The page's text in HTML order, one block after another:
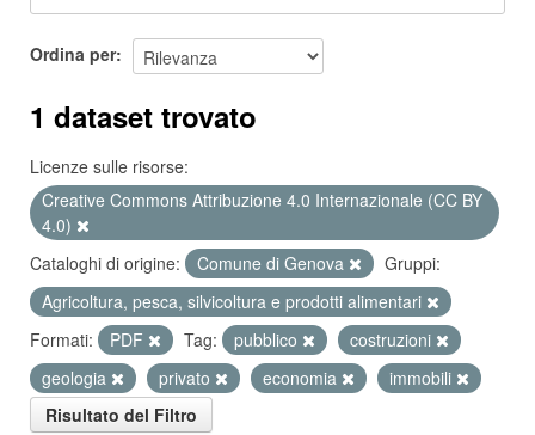
Ordina per
1 dataset trovato
Licenze sulle risorse:
Creative Commons Attribuzione 4.0 Internazionale (CC BY
4.0)
Cataloghi di origine:
Comune di Genova
Gruppi:
Agricoltura, pesca, silvicoltura e prodotti alimentari
Formati:
PDF Tag: pubblico
costruzioni
geologia
privato economia
immobili
Risultato del Filtro